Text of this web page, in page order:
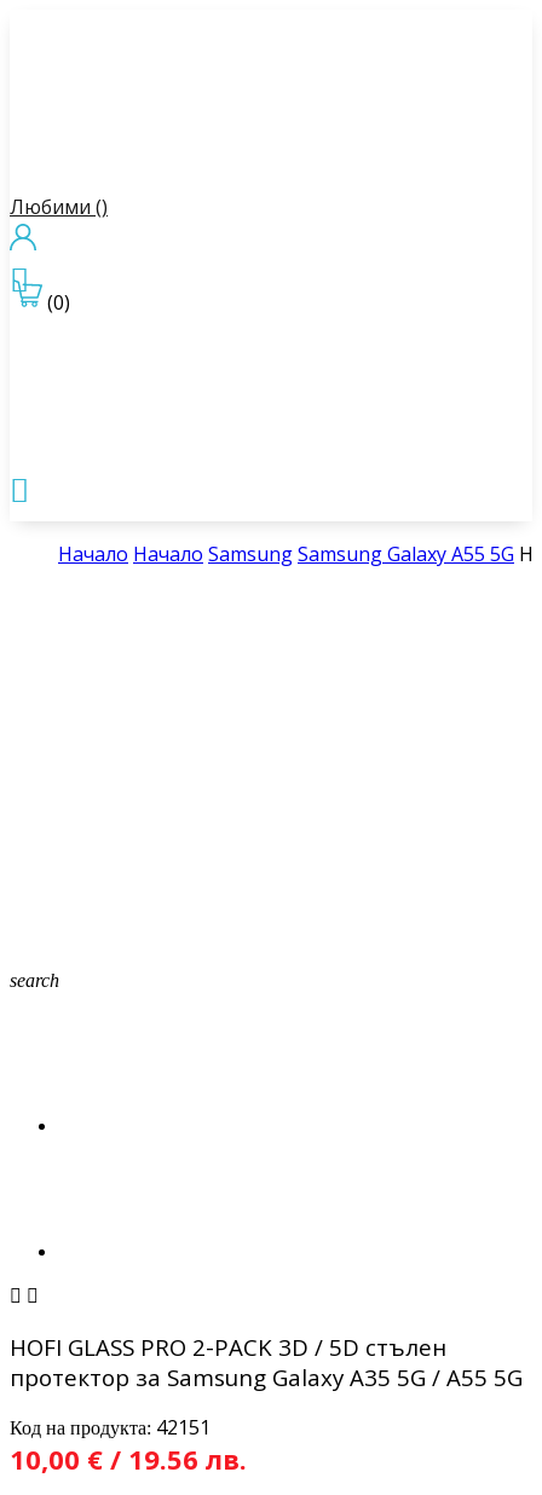
Любими ()
(0)


Начало Начало SamsungSamsung Galaxy A55 5G
search
 
HOFI GLASS PRO 2-PACK 3D / 5D стълен
протектор за Samsung Galaxy A35 5G / A55 5G
Код на продукта: 42151
10,00 € / 19.56 лв.